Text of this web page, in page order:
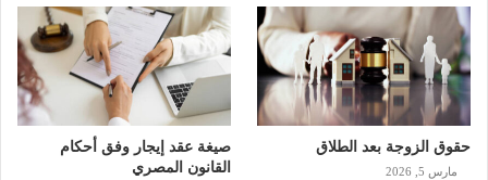
حقوق الزوجة بعد الطلاق
مارس 5, 2026
صيغة عقد إيجار وفق أحكام
القانون المصري